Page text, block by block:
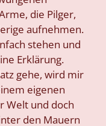
die Pilger,
aufnehmen.
stehen und
Erklärung.
gehe, wird mir
eigenen
Welt und doch
den Mauern